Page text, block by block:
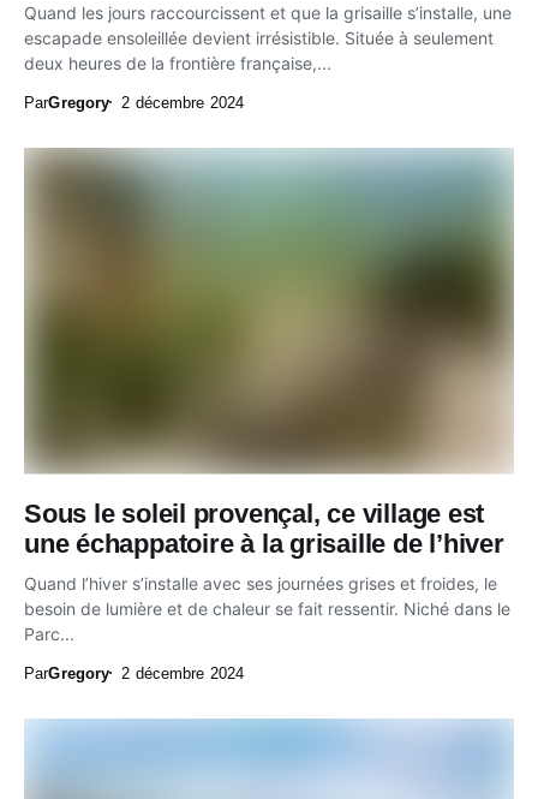
Quand les jours raccourcissent et que la grisaille s’installe, une
escapade ensoleillée devient irrésistible. Située à seulement
deux heures de la frontière française,...
ParGregory 2 décembre 2024
Sous le soleil provençal, ce village est
une échappatoire à la grisaille de l’hiver
Quand l’hiver s’installe avec ses journées grises et froides, le
besoin de lumière et de chaleur se fait ressentir. Niché dans le
Parc...
ParGregory 2 décembre 2024